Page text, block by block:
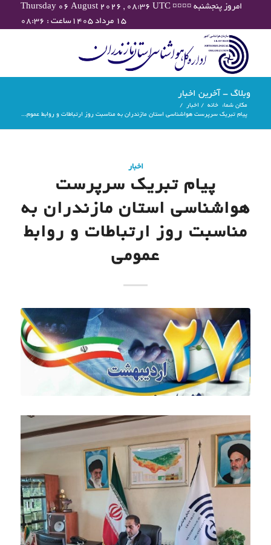
Thursday 06 August 2026 , 08:36 UTC ¤¤¤¤ امروز پنجشنبه
۱۵ مرداد ۱۴۰۵ساعت : ۰۸:۳۶
وبلاگ - آخرین اخبار
مکان شما: خانه / اخبار
/
پیام تبریک سرپرست هواشناسی استان مازندران به مناسبت روز ارتباطات و روابط عموم...
اخبار
پیام تبریک سرپرست
هواشناسی استان مازندران به
مناسبت روز ارتباطات و روابط
عمومی